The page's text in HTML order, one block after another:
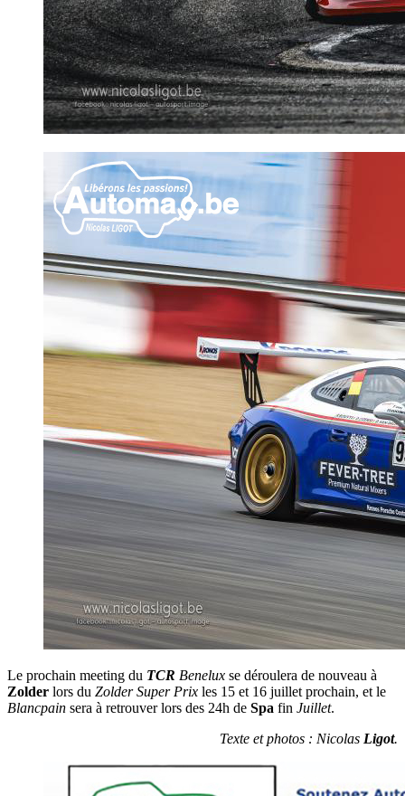
Le prochain meeting du TCR Benelux se déroulera de nouveau à
Zolder lors du Zolder Super Prix les 15 et 16 juillet prochain, et le
Blancpain sera à retrouver lors des 24h de Spa fin Juillet.
Texte et photos : Nicolas Ligot.